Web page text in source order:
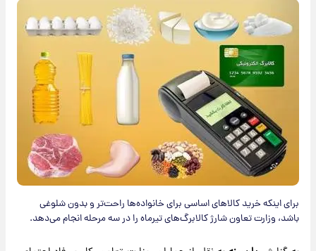
برای اینکه خرید کالاهای اساسی برای خانواده‌ها راحت‌تر و بدون شلوغی
باشد، وزارت تعاون شارژ کالابرگ‌های تیرماه را در سه مرحله انجام می‌دهد.